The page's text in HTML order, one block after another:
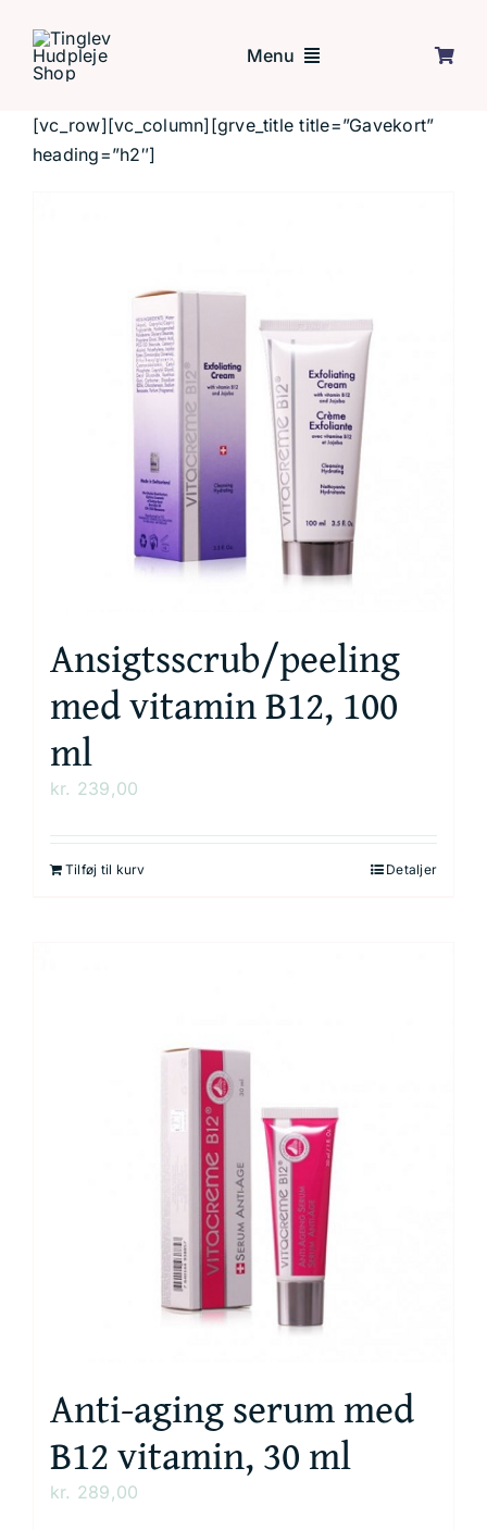
content
Menu
Forside
[vc_row][vc_column][grve_title title=”Gavekort”
heading=”h2″]
Ansigtsscrub/peeling
med vitamin B12, 100
ml
kr. 239,00
Tilføj til kurv Detaljer
Anti-aging serum med
B12 vitamin, 30 ml
kr. 289,00